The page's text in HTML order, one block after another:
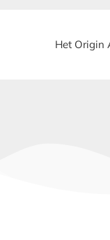
Het Origin